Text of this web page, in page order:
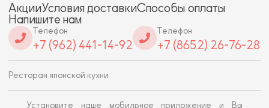
АкцииУсловия доставкиСпособы оплаты
Напишите нам
Телефон
+7 (962) 441-14-92
Телефон
+7 (8652) 26-76-28
Ресторан японской кухни
Установите наше мобильное приложение и Вы